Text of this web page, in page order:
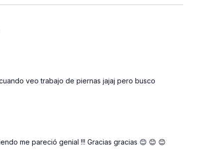
veo trabajo de piernas jajaj pero busco
me pareció genial !!! Gracias gracias 😊 😊 😊